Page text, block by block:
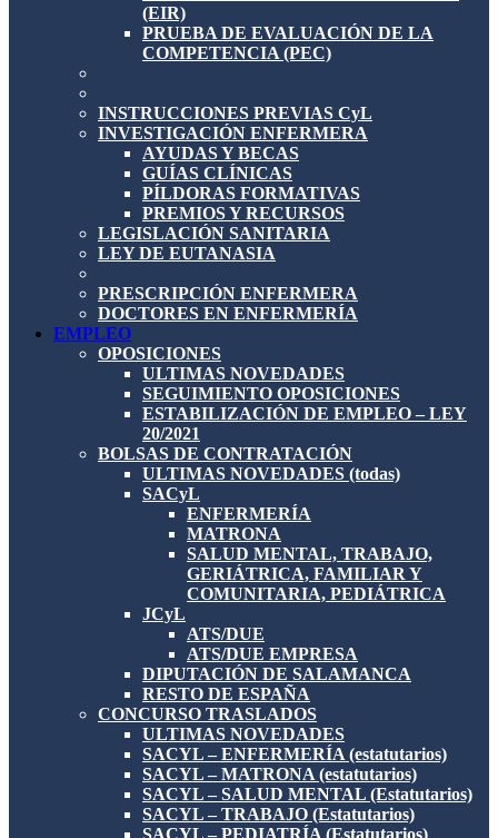
(EIR)
PRUEBA DE EVALUACIÓN DE LA
COMPETENCIA (PEC)
INSTRUCCIONES PREVIAS CyL
INVESTIGACIÓN ENFERMERA
AYUDAS Y BECAS
GUÍAS CLÍNICAS
PÍLDORAS FORMATIVAS
PREMIOS Y RECURSOS
LEGISLACIÓN SANITARIA
LEY DE EUTANASIA
PRESCRIPCIÓN ENFERMERA
DOCTORES EN ENFERMERÍA
EMPLEO
OPOSICIONES
ULTIMAS NOVEDADES
SEGUIMIENTO OPOSICIONES
ESTABILIZACIÓN DE EMPLEO – LEY
20/2021
BOLSAS DE CONTRATACIÓN
ULTIMAS NOVEDADES (todas)
SACyL
ENFERMERÍA
MATRONA
SALUD MENTAL, TRABAJO,
GERIÁTRICA, FAMILIAR Y
COMUNITARIA, PEDIÁTRICA
JCyL
ATS/DUE
ATS/DUE EMPRESA
DIPUTACIÓN DE SALAMANCA
RESTO DE ESPAÑA
CONCURSO TRASLADOS
ULTIMAS NOVEDADES
SACYL – ENFERMERÍA (estatutarios)
SACYL – MATRONA (estatutarios)
SACYL – SALUD MENTAL (Estatutarios)
SACYL – TRABAJO (Estatutarios)
SACYL – PEDIATRÍA (Estatutarios)